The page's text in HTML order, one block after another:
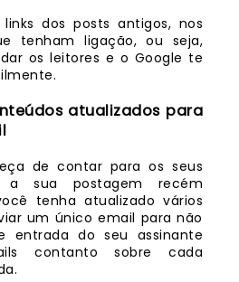
dos posts antigos, nos
tenham ligação, ou seja,
os leitores e o Google te
atualizados para
de contar para os seus
a sua postagem recém
tenha atualizado vários
um único email para não
entrada do seu assinante
contanto sobre cada